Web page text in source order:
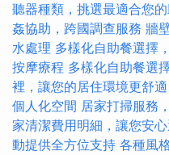
聽器種類，挑選最適合您
姦協助，跨國調查服務 牆
水處理 多樣化自助餐選擇
按摩療程 多樣化自助餐選
裡，讓您的居住環境更舒適
個人化空間 居家打掃服務
家清潔費用明細，讓您安
動提供全方位支持 各種風